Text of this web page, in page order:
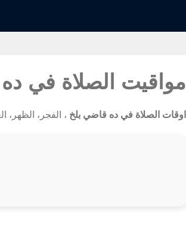
مواقيت الصلاة في
اوقات الصلاة في ده قاضي بلخ ، الفجر، الظهر،